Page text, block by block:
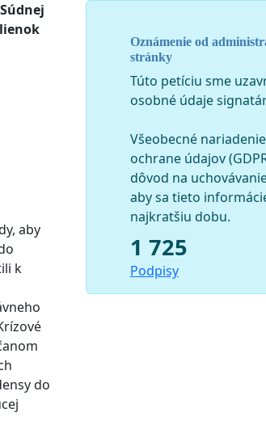
aby
k
do
Oznámenie od
stránky
Túto petíciu sme
osobné údaje
Všeobecné
ochrane údajov
dôvod na
aby sa tieto
najkratšiu dobu.
1 725
Podpisy